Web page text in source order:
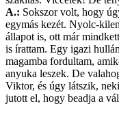
A.: Sokszor volt, hogy
egymás kezét. Nyolc-
állapot is, ott már
is írattam. Egy igazi
magamba fordultam,
anyuka leszek. De
Viktor, és úgy látszik,
jutott el, hogy beadja a